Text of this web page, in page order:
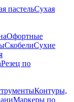
пастельСухая
Офортные
СкобелиСухие
Резец по
Контуры,
Маркеры по